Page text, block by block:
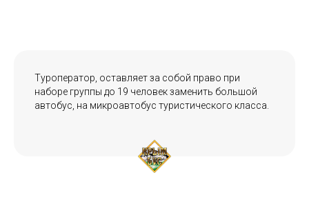
Туроператор, оставляет за собой право при
наборе группы до 19 человек заменить большой
автобус, на микроавтобус туристического класса.